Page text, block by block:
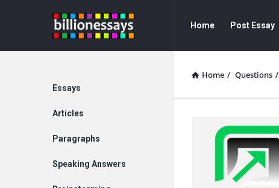
Billion
Essays
Essays
Navigation
Home Post Essay
Home / Questions /
Explore
Essays
Articles
Paragraphs
Speaking Answers